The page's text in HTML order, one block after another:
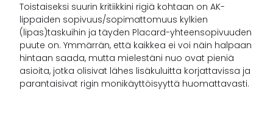
Toistaiseksi suurin kritiikkini rigiä kohtaan on AK-
lippaiden sopivuus/sopimattomuus kylkien
(lipas)taskuihin ja täyden Placard-yhteensopivuuden
puute on. Ymmärrän, että kaikkea ei voi näin halpaan
hintaan saada, mutta mielestäni nuo ovat pieniä
asioita, jotka olisivat lähes lisäkuluitta korjattavissa ja
parantaisivat rigin monikäyttöisyyttä huomattavasti.